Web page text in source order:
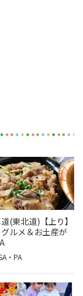
(東北道)【上り】
ルメ＆お土産が
・PA